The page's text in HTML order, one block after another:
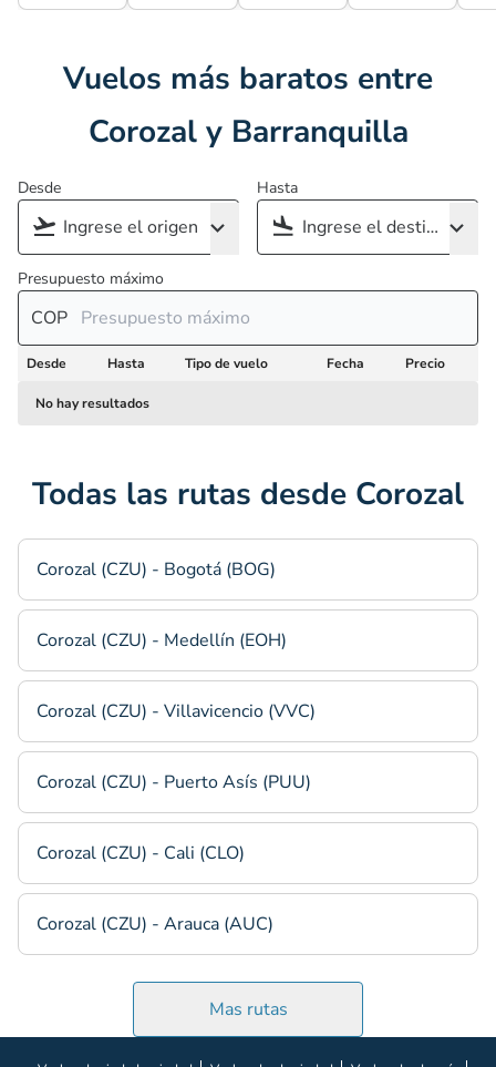
Vuelos más baratos entre
Corozal y Barranquilla
Desde Hasta
Presupuesto máximo
COP
Desde Hasta Tipo de vuelo Fecha Precio
No hay resultados
Todas las rutas desde Corozal
Corozal (CZU) - Bogotá (BOG)
Corozal (CZU) - Medellín (EOH)
Corozal (CZU) - Villavicencio (VVC)
Corozal (CZU) - Puerto Asís (PUU)
Corozal (CZU) - Cali (CLO)
Corozal (CZU) - Arauca (AUC)
Mas rutas